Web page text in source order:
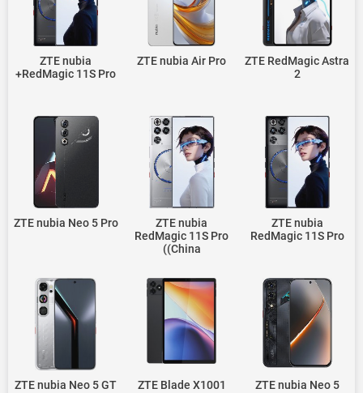
ZTE RedMagic Astra
2
ZTE nubia Air Pro
ZTE nubia
RedMagic 11S Pro+
ZTE nubia
RedMagic 11S Pro
ZTE nubia
RedMagic 11S Pro
(China)
ZTE nubia Neo 5 Pro
ZTE nubia Neo 5
ZTE Blade X1001
ZTE nubia Neo 5 GT